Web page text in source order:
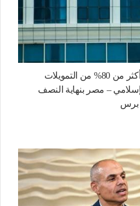
القاهرة الكبرى تستحوذ على أكثر من 80% من التمويلات
– مصر بنهاية النصف